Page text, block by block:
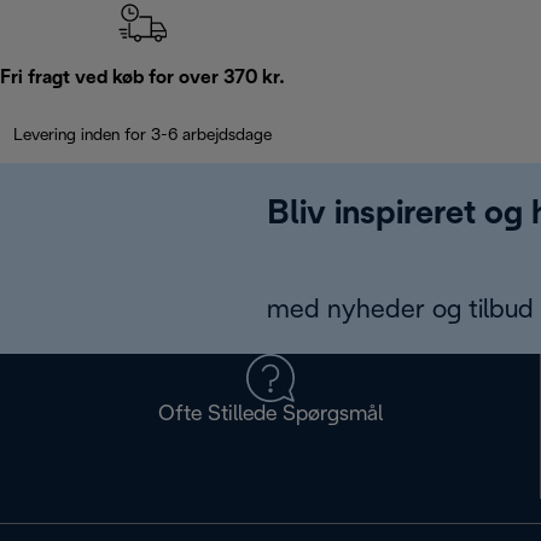
Fri fragt ved køb for over 370 kr.
Levering inden for 3-6 arbejdsdage
Bliv inspireret og
med nyheder og tilbud
Ofte Stillede Spørgsmål